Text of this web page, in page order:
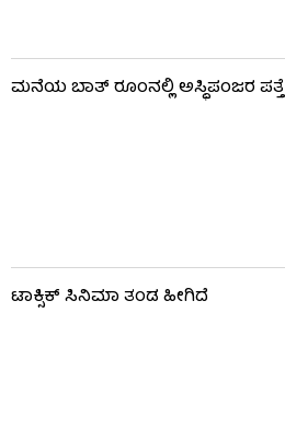
ಮನೆಯ ಬಾತ್ ರೂಂನಲ್ಲಿ ಅಸ್ಥಿಪಂಜರ ಪತ್ತೆ
ಟಾಕ್ಸಿಕ್​​​ ಸಿನಿಮಾ ತಂಡ ಹೀಗಿದೆ